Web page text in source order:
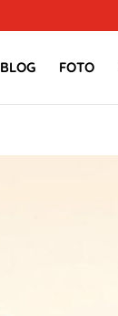
BLOG FOTO